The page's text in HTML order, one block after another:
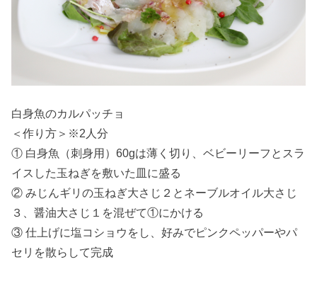
白身魚のカルパッチョ
＜作り方＞※2人分
① 白身魚（刺身用）60gは薄く切り、ベビーリーフとスラ
イスした玉ねぎを敷いた皿に盛る
② みじんギリの玉ねぎ大さじ２とネーブルオイル大さじ
３、醤油大さじ１を混ぜて①にかける
③ 仕上げに塩コショウをし、好みでピンクペッパーやパ
セリを散らして完成